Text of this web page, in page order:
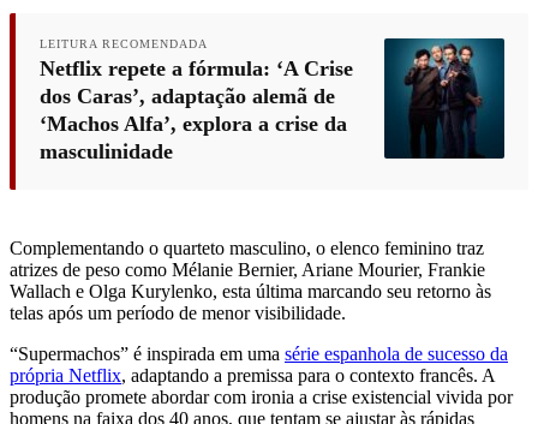
LEITURA RECOMENDADA
Netflix repete a fórmula: ‘A Crise
dos Caras’, adaptação alemã de
‘Machos Alfa’, explora a crise da
masculinidade
Complementando o quarteto masculino, o elenco feminino traz
atrizes de peso como Mélanie Bernier, Ariane Mourier, Frankie
Wallach e Olga Kurylenko, esta última marcando seu retorno às
telas após um período de menor visibilidade.
“Supermachos” é inspirada em uma série espanhola de sucesso da
própria Netflix, adaptando a premissa para o contexto francês. A
produção promete abordar com ironia a crise existencial vivida por
homens na faixa dos 40 anos, que tentam se ajustar às rápidas